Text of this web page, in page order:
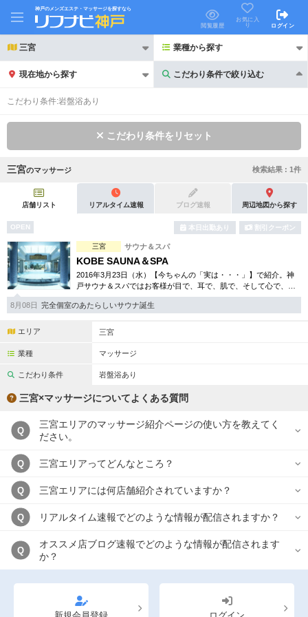
神戸のメンズエステ・マッサージを探すなら
閲覧履歴
お気に入
り
ログイン
三宮 業種から探す
現在地から探す こだわり条件で絞り込む
こだわり条件で絞り込む
初回割引あり リピーター割引あり
団体割引 ポイントカード有
キャッシュレス決済OK
2名様歓迎 団体様歓迎
完全個室 半個室あり
専用駐車場あり 有資格者在籍
日本人スタッフのみ 女性スタッフのみ
駅から徒歩5分以内
閉じる
こだわり条件:岩盤浴あり
こだわり条件をリセット
三宮のマッサージ 検索結果 : 1件
店舗リスト リアルタイム速報 ブログ速報 周辺地図から探す
OPEN 本日出勤あり 割引クーポン
三宮 サウナ＆スパ
KOBE SAUNA＆SPA
2016年3月23日（水）【今ちゃんの「実は・・・」】で紹介。神
戸サウナ＆スパではお客様が目で、耳で、肌で、そして心で、五
感の癒し・寛ぎを実感できる場をご提供します。天然温泉や露天
風呂、サウナ等幅広く完備。
8月08日 完全個室のあたらしいサウナ誕生
エリア 三宮
業種 マッサージ
こだわり条件 岩盤浴あり
三宮×マッサージについてよくある質問
Q
三宮エリアのマッサージ紹介ページの使い方を教えてく
ださい。
Q 三宮エリアってどんなところ？
Q 三宮エリアには何店舗紹介されていますか？
Q リアルタイム速報でどのような情報が配信されますか？
Q
オススメ店ブログ速報でどのような情報が配信されます
か？